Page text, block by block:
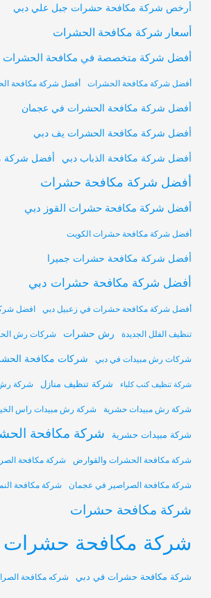
أرخص شركة مكافحة حشرات جبل علي دبي
أسعار شركة مكافحة الحشرات
أفضل شركة متخصصة في مكافحة الحشرات
أفضل شركة مكافحة الحشرات أفضل شركة مكافحة
أفضل شركة مكافحة الحشرات في عجمان
أفضل شركة مكافحة الحشرات يف دبي
أفضل شركة مكافحة الذباب دبي أفضل شركة
أفضل شركة مكافحة حشرات
أفضل شركة مكافحة حشرات القوز دبي
أفضل شركة مكافحة حشرات الكويت
أفضل شركة مكافحة حشرات جميرا
أفضل شركة مكافحة حشرات دبي
أفضل شركة مكافحة حشرات في زعبيل دبي افضل
تنظيف الفلل الجديدة رش حشرات شركات رش
شركات رش مبيدات في دبي شركات مكافحة
شركة تنظيف كنب كلباء شركة تنظيف منازل شركة
شركة رش مبيدات حشرية شركة رش مبيدات راس
شركة مبيدات حشرية شركة مكافحة
شركة مكافحة الحشرات والقوارض شركة مكافحة
شركة مكافحة الصراصير في عجمان شركة مكافحة
شركة مكافحة حشرات
شركة مكافحة حشرات
شركة مكافحة حشرات في دبي شركه مكافحة